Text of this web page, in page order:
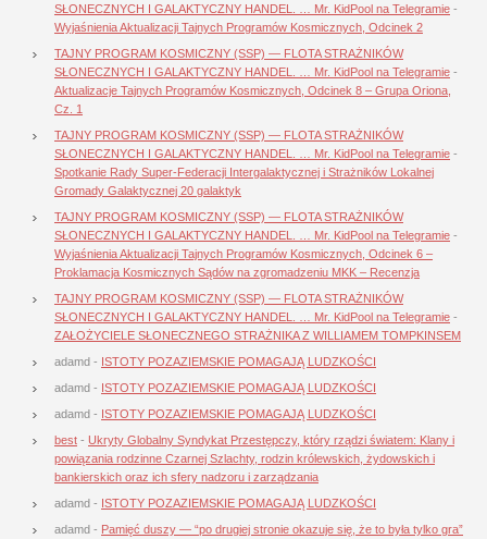
SŁONECZNYCH I GALAKTYCZNY HANDEL. … Mr. KidPool na Telegramie -
Wyjaśnienia Aktualizacji Tajnych Programów Kosmicznych, Odcinek 2
TAJNY PROGRAM KOSMICZNY (SSP) — FLOTA STRAŻNIKÓW
SŁONECZNYCH I GALAKTYCZNY HANDEL. … Mr. KidPool na Telegramie -
Aktualizacje Tajnych Programów Kosmicznych, Odcinek 8 – Grupa Oriona,
Cz. 1
TAJNY PROGRAM KOSMICZNY (SSP) — FLOTA STRAŻNIKÓW
SŁONECZNYCH I GALAKTYCZNY HANDEL. … Mr. KidPool na Telegramie -
Spotkanie Rady Super-Federacji Intergalaktycznej i Strażników Lokalnej
Gromady Galaktycznej 20 galaktyk
TAJNY PROGRAM KOSMICZNY (SSP) — FLOTA STRAŻNIKÓW
SŁONECZNYCH I GALAKTYCZNY HANDEL. … Mr. KidPool na Telegramie -
Wyjaśnienia Aktualizacji Tajnych Programów Kosmicznych, Odcinek 6 –
Proklamacja Kosmicznych Sądów na zgromadzeniu MKK – Recenzja
TAJNY PROGRAM KOSMICZNY (SSP) — FLOTA STRAŻNIKÓW
SŁONECZNYCH I GALAKTYCZNY HANDEL. … Mr. KidPool na Telegramie -
ZAŁOŻYCIELE SŁONECZNEGO STRAŻNIKA Z WILLIAMEM TOMPKINSEM
adamd - ISTOTY POZAZIEMSKIE POMAGAJĄ LUDZKOŚCI
adamd - ISTOTY POZAZIEMSKIE POMAGAJĄ LUDZKOŚCI
adamd - ISTOTY POZAZIEMSKIE POMAGAJĄ LUDZKOŚCI
best - Ukryty Globalny Syndykat Przestępczy, który rządzi światem: Klany i
powiązania rodzinne Czarnej Szlachty, rodzin królewskich, żydowskich i
bankierskich oraz ich sfery nadzoru i zarządzania
adamd - ISTOTY POZAZIEMSKIE POMAGAJĄ LUDZKOŚCI
adamd - Pamięć duszy — “po drugiej stronie okazuje się, że to była tylko gra”